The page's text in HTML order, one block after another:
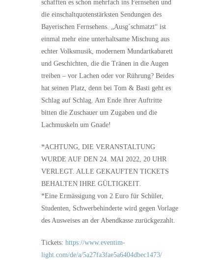
schafften es schon mehrfach ins Fernsehen und
die einschaltquotenstärksten Sendungen des
Bayerischen Fernsehens. „Ausg´schmatzt“ ist
einmal mehr eine unterhaltsame Mischung aus
echter Volksmusik, modernem Mundartkabarett
und Geschichten, die die Tränen in die Augen
treiben – vor Lachen oder vor Rührung? Beides
hat seinen Platz, denn bei Tom & Basti geht es
Schlag auf Schlag. Am Ende ihrer Auftritte
bitten die Zuschauer um Zugaben und die
Lachmuskeln um Gnade!
*ACHTUNG, DIE VERANSTALTUNG
WURDE AUF DEN 24. MAI 2022, 20 UHR
VERLEGT. ALLE GEKAUFTEN TICKETS
BEHALTEN IHRE GÜLTIGKEIT.
*Eine Ermässigung von 2 Euro für Schüler,
Studenten, Schwerbehinderte wird gegen Vorlage
des Ausweises an der Abendkasse zurückgezahlt.
Tickets: https://www.eventim-
light.com/de/a/5a27fa3fae5a6404dbec1473/